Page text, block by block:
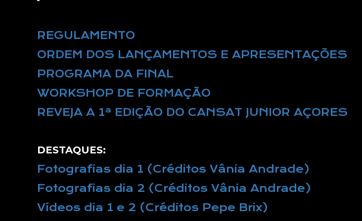
REGULAMENTO
ORDEM DOS LANÇAMENTOS E APRESENTAÇÕES
PROGRAMA DA FINAL
WORKSHOP DE FORMAÇÃO
REVEJA A 1ª EDIÇÃO DO CANSAT JUNIOR AÇORES
DESTAQUES:
Fotografias dia 1 (Créditos Vânia Andrade)
Fotografias dia 2 (Créditos Vânia Andrade)
Vídeos dia 1 e 2 (Créditos Pepe Brix)